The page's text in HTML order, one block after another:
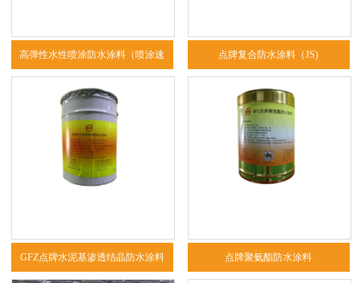
高弹性水性喷涂防水涂料（喷涂速 点牌复合防水涂料（JS)
GFZ点牌水泥基渗透结晶防水涂料 点牌聚氨酯防水涂料